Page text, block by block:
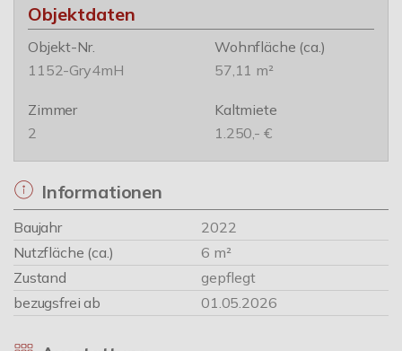
Objektdaten
Objekt-Nr.
1152-Gry4mH
Wohnfläche (ca.)
57,11 m²
Zimmer
2
Kaltmiete
1.250,- €
Informationen
Baujahr
2022
Nutzfläche (ca.)
6 m²
Zustand
gepflegt
bezugsfrei ab
01.05.2026